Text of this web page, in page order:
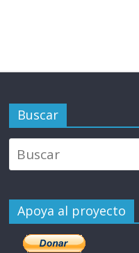
Buscar
Apoya al proyecto